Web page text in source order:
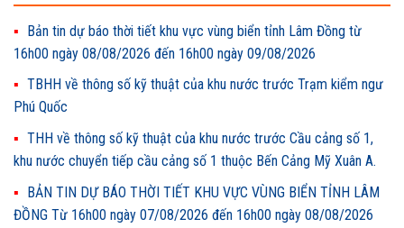
Bản tin dự báo thời tiết khu vực vùng biển tỉnh Lâm Đồng từ
16h00 ngày 08/08/2026 đến 16h00 ngày 09/08/2026
TBHH về thông số kỹ thuật của khu nước trước Trạm kiểm ngư
Phú Quốc
THH về thông số kỹ thuật của khu nước trước Cầu cảng số 1,
khu nước chuyển tiếp cầu cảng số 1 thuộc Bến Cảng Mỹ Xuân A.
BẢN TIN DỰ BÁO THỜI TIẾT KHU VỰC VÙNG BIỂN TỈNH LÂM
ĐỒNG Từ 16h00 ngày 07/08/2026 đến 16h00 ngày 08/08/2026